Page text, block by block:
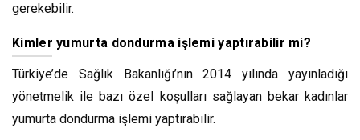
gerekebilir.
Kimler yumurta dondurma işlemi yaptırabilir mi?
Türkiye’de Sağlık Bakanlığı’nın 2014 yılında yayınladığı
yönetmelik ile bazı özel koşulları sağlayan bekar kadınlar
yumurta dondurma işlemi yaptırabilir.